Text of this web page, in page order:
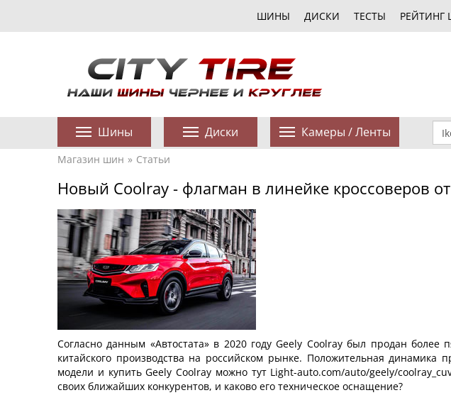
ШИНЫ ДИСКИ ТЕСТЫ РЕЙТИНГ
Шины Диски Камеры / Ленты
Магазин шин Статьи
Новый Coolray - флагман в линейке кроссоверов
Согласно данным «Автостата» в 2020 году Geely Coolray был продан
китайского производства на российском рынке. Положительная динамика
модели и купить Geely Coolray можно тут Light-auto.com/auto/geely/
своих ближайших конкурентов, и каково его техническое оснащение?